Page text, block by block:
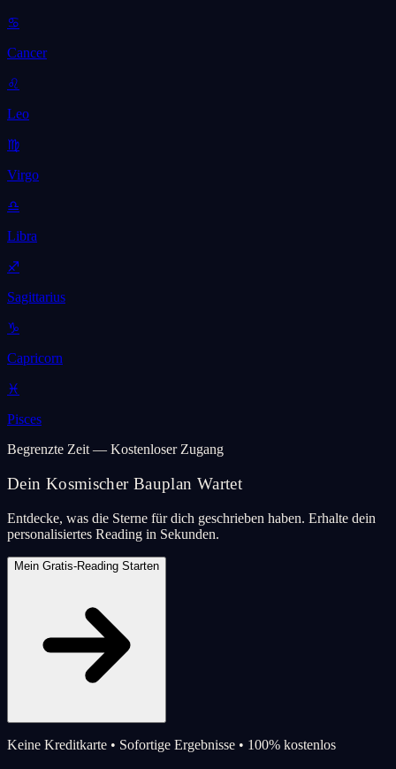
♋
Cancer
♌
Leo
♍
Virgo
♎
Libra
♐
Sagittarius
♑
Capricorn
♓
Pisces
Begrenzte Zeit — Kostenloser Zugang
Dein Kosmischer Bauplan Wartet
Entdecke, was die Sterne für dich geschrieben haben. Erhalte dein
personalisiertes Reading in Sekunden.
Mein Gratis-Reading Starten
Keine Kreditkarte • Sofortige Ergebnisse • 100% kostenlos